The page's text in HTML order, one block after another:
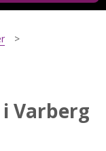
Varberg